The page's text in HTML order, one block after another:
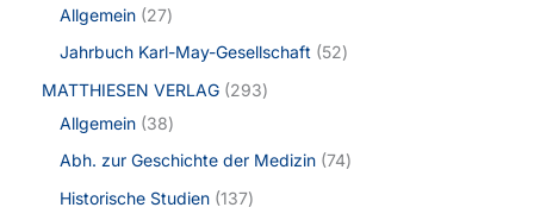
Allgemein 27
Jahrbuch Karl-May-Gesellschaft
52
MATTHIESEN VERLAG 293
Allgemein 38
Abh. zur Geschichte der Medizin 74
Historische Studien 137